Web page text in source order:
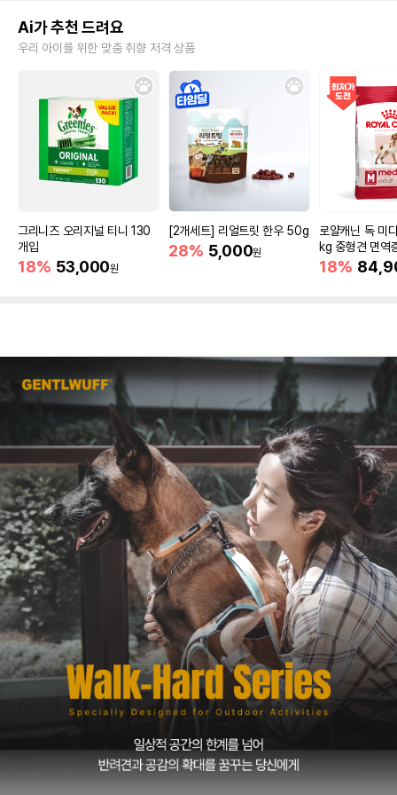
Ai가 추천 드려요
우리 아이를 위한 맞춤 취향 저격 상품
그리니즈 오리지널 티니 130
개입
18% 53,000원
[2개세트] 리얼트릿 한우 50g
28% 5,000원
로얄캐닌 독 미
kg 중형견 면역
18%